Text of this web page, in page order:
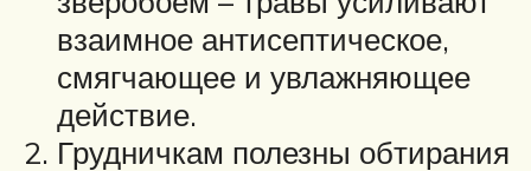
взаимное антисептическое,
смягчающее и увлажняющее
действие.
Грудничкам полезны обтирания